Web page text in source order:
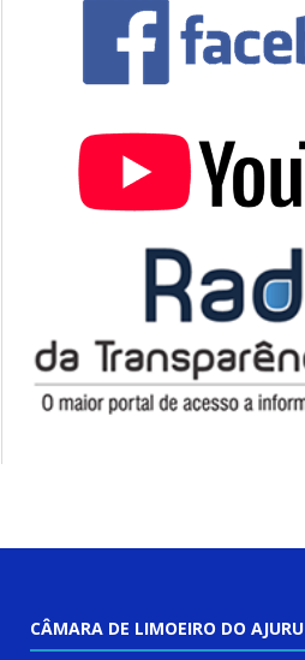
CÂMARA DE LIMOEIRO DO AJURU